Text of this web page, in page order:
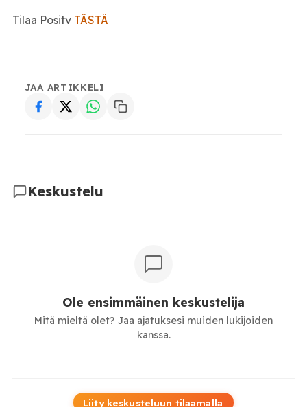
Tilaa Positv TÄSTÄ
JAA ARTIKKELI
Keskustelu
Ole ensimmäinen keskustelija
Mitä mieltä olet? Jaa ajatuksesi muiden lukijoiden
kanssa.
Liity keskusteluun tilaamalla